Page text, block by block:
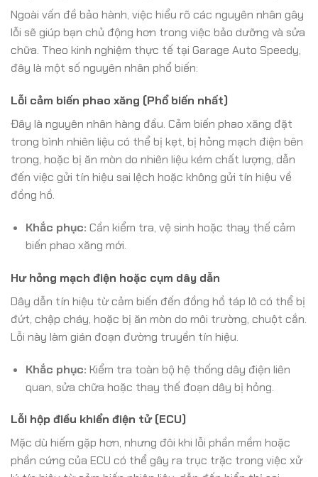
Ngoài vấn đề bảo hành, việc hiểu rõ các nguyên nhân gây
lỗi sẽ giúp bạn chủ động hơn trong việc bảo dưỡng và sửa
chữa. Theo kinh nghiệm thực tế tại Garage Auto Speedy,
đây là một số nguyên nhân phổ biến:
Lỗi cảm biến phao xăng (Phổ biến nhất)
Đây là nguyên nhân hàng đầu. Cảm biến phao xăng đặt
trong bình nhiên liệu có thể bị kẹt, bị hỏng mạch điện bên
trong, hoặc bị ăn mòn do nhiên liệu kém chất lượng, dẫn
đến việc gửi tín hiệu sai lệch hoặc không gửi tín hiệu về
đồng hồ.
Khắc phục: Cần kiểm tra, vệ sinh hoặc thay thế cảm
biến phao xăng mới.
Hư hỏng mạch điện hoặc cụm dây dẫn
Dây dẫn tín hiệu từ cảm biến đến đồng hồ táp lô có thể bị
đứt, chập cháy, hoặc bị ăn mòn do môi trường, chuột cắn.
Lỗi này làm gián đoạn đường truyền tín hiệu.
Khắc phục: Kiểm tra toàn bộ hệ thống dây điện liên
quan, sửa chữa hoặc thay thế đoạn dây bị hỏng.
Lỗi hộp điều khiển điện tử (ECU)
Mặc dù hiếm gặp hơn, nhưng đôi khi lỗi phần mềm hoặc
phần cứng của ECU có thể gây ra trục trặc trong việc xử